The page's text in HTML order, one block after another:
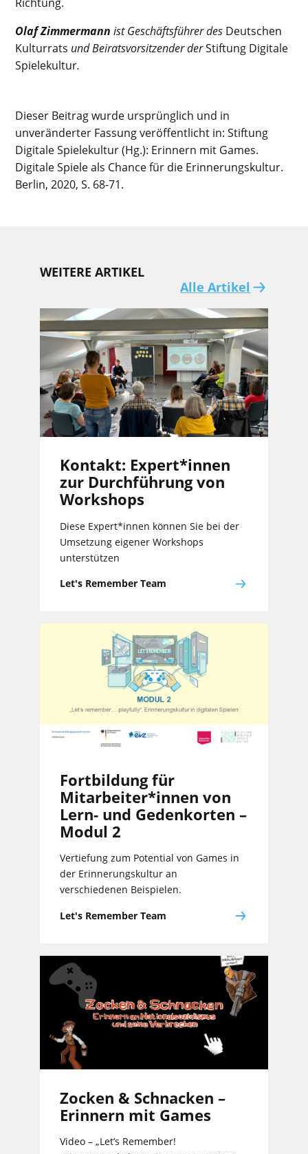
Olaf Zimmermann ist Geschäftsführer des Deutschen
Kulturrats und Beiratsvorsitzender derStiftung Digitale
Spielekultur.
Dieser Beitrag wurde ursprünglich und in
unveränderter Fassung veröffentlicht in: Stiftung
Digitale Spielekultur (Hg.): Erinnern mit Games.
Digitale Spiele als Chance für die Erinnerungskultur.
Berlin, 2020, S. 68-71.
WEITERE ARTIKEL
Alle Artikel
Kontakt: Expert*innen
zur Durchführung von
Workshops
Diese Expert*innen können Sie bei der
Umsetzung eigener Workshops
unterstützen
Let's Remember Team
Fortbildung für
Mitarbeiter*innen von
Lern- und Gedenkorten –
Modul 2
Vertiefung zum Potential von Games in
der Erinnerungskultur an
verschiedenen Beispielen.
Let's Remember Team
Zocken & Schnacken –
Erinnern mit Games
Video – „Let’s Remember!